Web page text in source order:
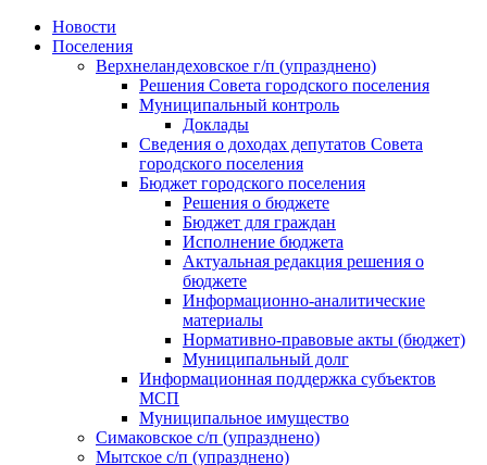
Skip
Новости
Поселения
Верхнеландеховское г/п (упразднено)
Решения Совета городского поселения
Муниципальный контроль
Доклады
Сведения о доходах депутатов Совета
городского поселения
Бюджет городского поселения
Решения о бюджете
Бюджет для граждан
Исполнение бюджета
Актуальная редакция решения о
бюджете
Информационно-аналитические
материалы
Нормативно-правовые акты (бюджет)
Муниципальный долг
Информационная поддержка субъектов
МСП
Муниципальное имущество
Симаковское с/п (упразднено)
Мытское с/п (упразднено)